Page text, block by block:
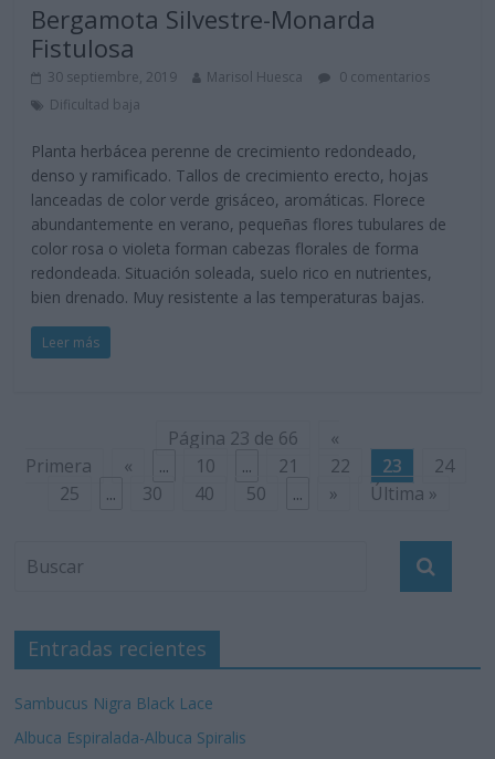
Bergamota Silvestre-Monarda
Fistulosa
30 septiembre, 2019 Marisol Huesca
0 comentarios
Dificultad baja
Planta herbácea perenne de crecimiento redondeado,
denso y ramificado. Tallos de crecimiento erecto, hojas
lanceadas de color verde grisáceo, aromáticas. Florece
abundantemente en verano, pequeñas flores tubulares de
color rosa o violeta forman cabezas florales de forma
redondeada. Situación soleada, suelo rico en nutrientes,
bien drenado. Muy resistente a las temperaturas bajas.
Leer más
Página 23 de 66
«
Primera
« ... 10 ... 21 22 23
24
25
... 30 40 50 ... » Última »
Entradas recientes
Sambucus Nigra Black Lace
Albuca Espiralada-Albuca Spiralis